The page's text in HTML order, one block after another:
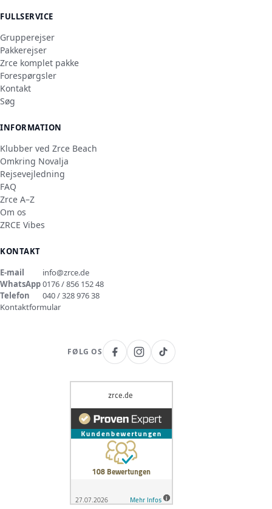
FULLSERVICE
Grupperejser
Pakkerejser
Zrce komplet pakke
Forespørgsler
Kontakt
Søg
INFORMATION
Klubber ved Zrce Beach
Omkring Novalja
Rejsevejledning
FAQ
Zrce A–Z
Om os
ZRCE Vibes
KONTAKT
E-mail
info@zrce.de
WhatsApp0176 / 856 152 48
Telefon
040 / 328 976 38
Kontaktformular
FØLG OS